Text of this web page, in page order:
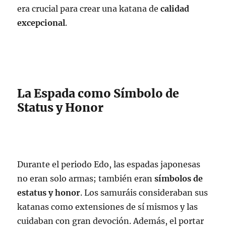
era crucial para crear una katana decalidad
excepcional.
La Espada como Símbolo de
Status y Honor
Durante el periodo Edo, las espadas japonesas
no eran solo armas; también eransímbolos de
estatus y honor. Los samuráis consideraban sus
katanas como extensiones de sí mismos y las
cuidaban con gran devoción. Además, el portar